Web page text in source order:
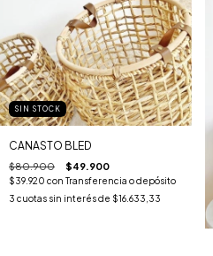
SIN STOCK
CANASTO BLED
$80.900 $49.900
$39.920 con Transferencia o depósito
3 cuotas sin interés de $16.633,33